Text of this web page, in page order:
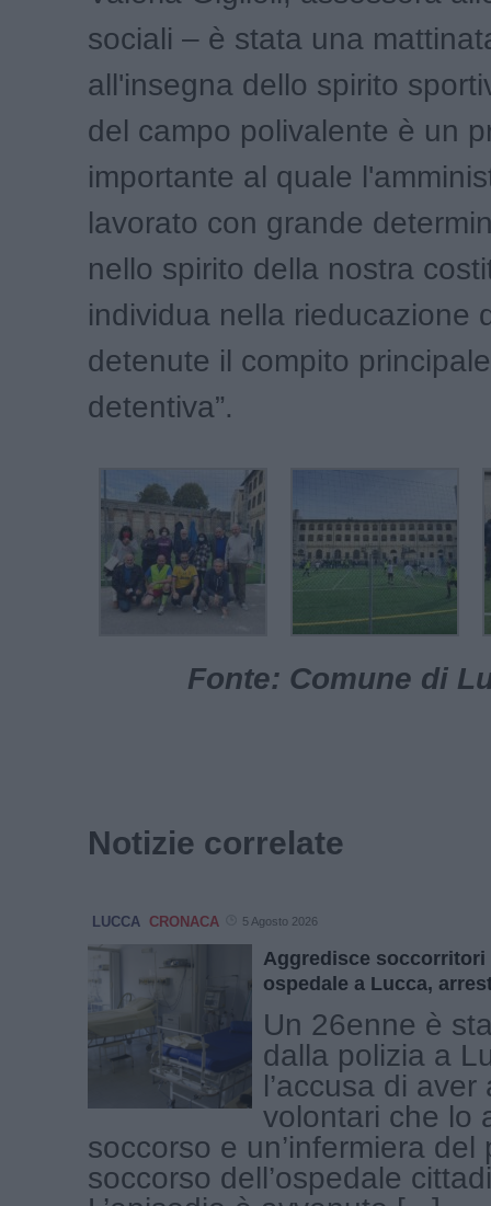
sociali – è stata una
all'insegna dello spirito
del campo polivalente è un
importante al quale
lavorato con grande
nello spirito della nostra
individua nella rieducazione
detenute il compito
detentiva”.
Fonte: Comune di
Notizie correlate
LUCCA CRONACA 5 Agosto 2026
Aggredisce soccorritori
ospedale a Lucca,
Un 26enne è
dalla polizia a
l’accusa di
volontari che lo
soccorso e un’infermiera del
soccorso dell’ospedale